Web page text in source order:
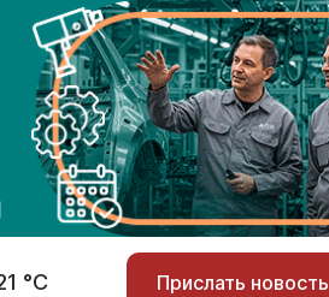
°С Прислать новость